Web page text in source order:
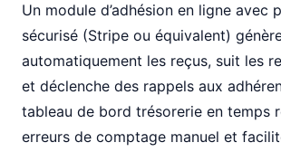
Un module d’adhésion en ligne avec
sécurisé (Stripe ou équivalent)
automatiquement les reçus, suit les
et déclenche des rappels aux
tableau de bord trésorerie en temps
erreurs de comptage manuel et